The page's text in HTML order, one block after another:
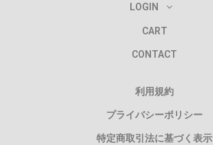
LOGIN
CART
CONTACT
利用規約
プライバシーポリシー
特定商取引法に基づく表示